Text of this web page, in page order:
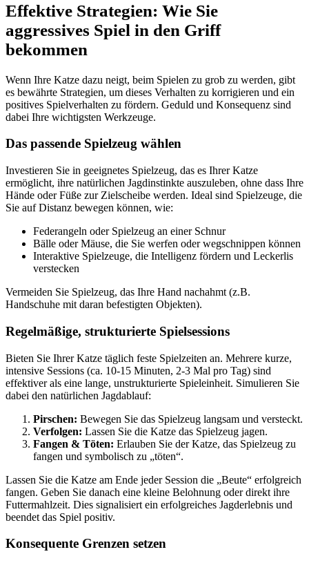
Effektive Strategien: Wie Sie
aggressives Spiel in den Griff
bekommen
Wenn Ihre Katze dazu neigt, beim Spielen zu grob zu werden, gibt
es bewährte Strategien, um dieses Verhalten zu korrigieren und ein
positives Spielverhalten zu fördern. Geduld und Konsequenz sind
dabei Ihre wichtigsten Werkzeuge.
Das passende Spielzeug wählen
Investieren Sie in geeignetes Spielzeug, das es Ihrer Katze
ermöglicht, ihre natürlichen Jagdinstinkte auszuleben, ohne dass Ihre
Hände oder Füße zur Zielscheibe werden. Ideal sind Spielzeuge, die
Sie auf Distanz bewegen können, wie:
Federangeln oder Spielzeug an einer Schnur
Bälle oder Mäuse, die Sie werfen oder wegschnippen können
Interaktive Spielzeuge, die Intelligenz fördern und Leckerlis
verstecken
Vermeiden Sie Spielzeug, das Ihre Hand nachahmt (z.B.
Handschuhe mit daran befestigten Objekten).
Regelmäßige, strukturierte Spielsessions
Bieten Sie Ihrer Katze täglich feste Spielzeiten an. Mehrere kurze,
intensive Sessions (ca. 10-15 Minuten, 2-3 Mal pro Tag) sind
effektiver als eine lange, unstrukturierte Spieleinheit. Simulieren Sie
dabei den natürlichen Jagdablauf:
Pirschen: Bewegen Sie das Spielzeug langsam und versteckt.
Verfolgen: Lassen Sie die Katze das Spielzeug jagen.
Fangen & Töten: Erlauben Sie der Katze, das Spielzeug zu
fangen und symbolisch zu „töten“.
Lassen Sie die Katze am Ende jeder Session die „Beute“ erfolgreich
fangen. Geben Sie danach eine kleine Belohnung oder direkt ihre
Futtermahlzeit. Dies signalisiert ein erfolgreiches Jagderlebnis und
beendet das Spiel positiv.
Konsequente Grenzen setzen